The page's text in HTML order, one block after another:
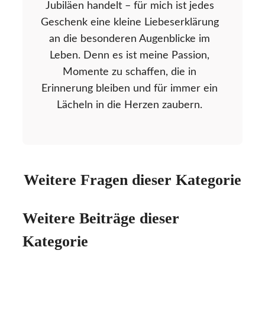
Jubiläen handelt – für mich ist jedes
Geschenk eine kleine Liebeserklärung
an die besonderen Augenblicke im
Leben. Denn es ist meine Passion,
Momente zu schaffen, die in
Erinnerung bleiben und für immer ein
Lächeln in die Herzen zaubern.
Weitere Fragen dieser Kategorie
Weitere Beiträge dieser
Kategorie